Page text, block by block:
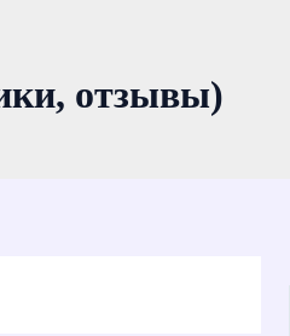
отзывы)